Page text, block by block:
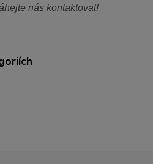
nás kontaktovat!